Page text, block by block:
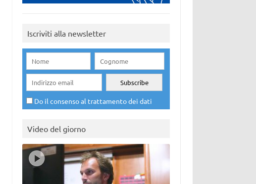
Iscriviti alla newsletter
Do il consenso al trattamento dei dati
Video del giorno